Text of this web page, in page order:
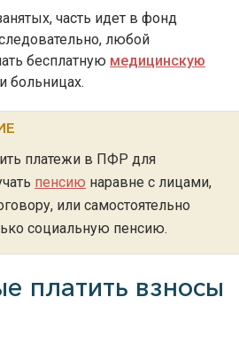
часть идет в фонд
любой
бесплатную медицинскую
больницах.
платежи в ПФР для
пенсию наравне с лицами,
или самостоятельно
социальную пенсию.
платить взносы